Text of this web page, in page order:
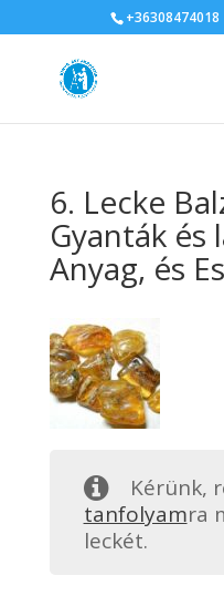
+36308474018
6. Lecke
Gyanták és
Anyag, és
Kérünk,
tanfolyamra
leckét.